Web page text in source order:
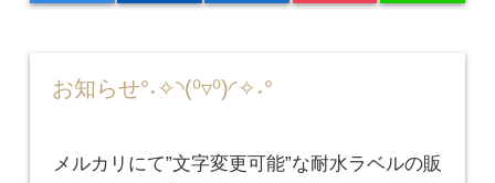
お知らせ°˖✧◝(⁰▿⁰)◜✧˖°
メルカリにて”文字変更可能”な耐水ラベルの販